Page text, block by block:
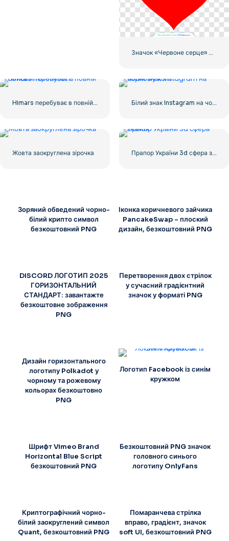
Значок «Червоне серце» – 2
Himars перебуває в повній бойовій готовності Білий знак Instagram на чорному колі
Жовта заокруглена зірочка Прапор України 3d сфера значок
Зоряний обведений чорно-
білий крипто символ
безкоштовний PNG
Іконка коричневого зайчика
PancakeSwap – плоский
дизайн, безкоштовний PNG
DISCORD ЛОГОТИП 2025
ГОРИЗОНТАЛЬНИЙ
СТАНДАРТ: завантажте
безкоштовне зображення
PNG
Перетворення двох стрілок
у сучасний градієнтний
значок у форматі PNG
Дизайн горизонтального
логотипу Polkadot у
чорному та рожевому
кольорах безкоштовно
PNG
Логотип Facebook із синім
кружком
Шрифт Vimeo Brand
Horizontal Blue Script
безкоштовний PNG
Безкоштовний PNG значок
головного синього
логотипу OnlyFans
Криптографічний чорно-
білий заокруглений символ
Quant, безкоштовний PNG
Помаранчева стрілка
вправо, градієнт, значок
soft UI, безкоштовний PNG